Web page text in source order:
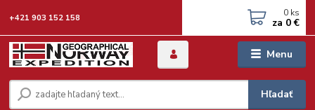
Menu
Hľadať
+421 903 152 158 0 ks
za 0 €